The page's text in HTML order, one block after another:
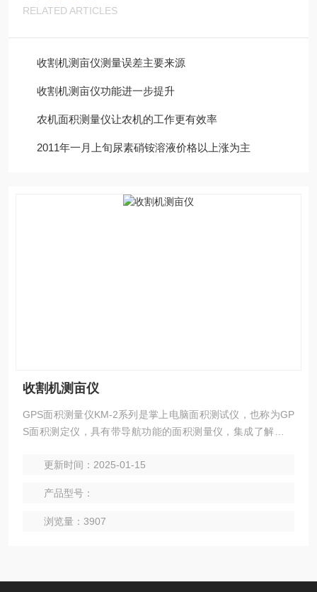
RELATED ARTICLES
收割机测亩仪测量误差主要来源
收割机测亩仪功能进一步提升
农机面积测量仪让农机的工作更有效率
2011年一月上旬尿素硝铵溶液价格以上涨为主
收割机测亩仪
GPS面积测量仪KM-2系列是掌上电脑面积测试仪，也称为GP
S面积测定仪，具有带导航功能的面积测量仪，集成了解高精
系统，能实现不规则面积的实时测试和数据智能化处理和储
更新时间：2025-01-15
产品型号：
浏览量：3907